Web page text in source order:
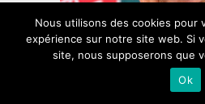
Nous utilisons des cookies pour
expérience sur notre site web. Si
site, nous supposerons que
Ok